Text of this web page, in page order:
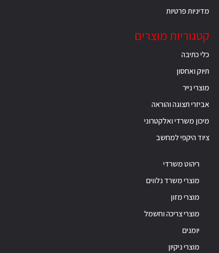
מדיניות פרטיות
קטגוריות מוצרים
כלי כתיבה
תיוק ואחסון
מוצרי נייר
אביזרי תצוגה והוראה
מיכון משרדי ואלקטרוני
ציוד היקפי למחשב
ריהוט משרדי
מוצרי משרד נלווים
מוצרי מזון
מוצרי צריכה וחשמל
יומנים
מוצרי ניקיון